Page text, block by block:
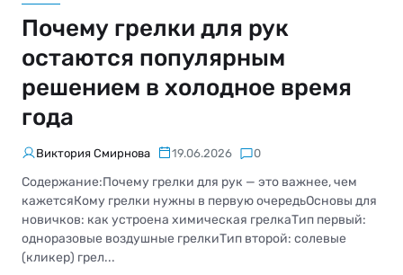
Почему грелки для рук
остаются популярным
решением в холодное время
года
Виктория Смирнова 19.06.2026 0
Содержание:Почему грелки для рук — это важнее, чем
кажетсяКому грелки нужны в первую очередьОсновы для
новичков: как устроена химическая грелкаТип первый:
одноразовые воздушные грелкиТип второй: солевые
(кликер) грел...